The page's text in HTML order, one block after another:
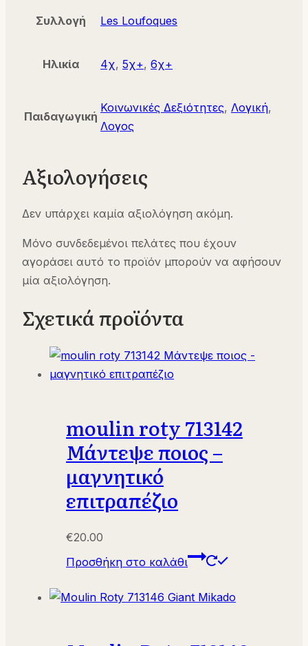
Συλλογή Les Loufoques
Ηλικία 4χ, 5χ+, 6χ+
Παιδαγωγική
Κοινωνικές Δεξιότητες, Λογική,
Λογος
Αξιολογήσεις
Δεν υπάρχει καμία αξιολόγηση ακόμη.
Μόνο συνδεδεμένοι πελάτες που έχουν
αγοράσει αυτό το προϊόν μπορούν να αφήσουν
μία αξιολόγηση.
Σχετικά προϊόντα
moulin roty 713142
Μάντεψε ποιος –
μαγνητικό
επιτραπέζιο
€20.00
Προσθήκη στο καλάθι